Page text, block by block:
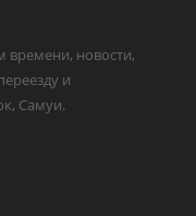
времени, новости,
и
Самуи.